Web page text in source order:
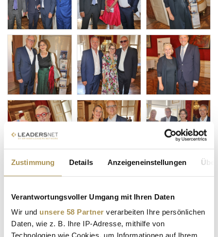
Zustimmung Details Anzeigeneinstellungen
Verantwortungsvoller Umgang mit Ihren Daten
Wir und unsere 58 Partner verarbeiten Ihre persönlichen
Daten, wie z. B. Ihre IP-Adresse, mithilfe von
Technologien wie Cookies, um Informationen auf Ihrem